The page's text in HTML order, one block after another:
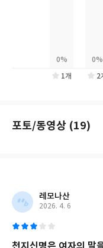
성혐오의 역사를 되짚
수록작에는 각각 귀신과
밀려난 인물들에게 괴력
과 비슷하여 의지할 수
1개 2
포토/동영상 (19)
레모나산
2026. 4. 6